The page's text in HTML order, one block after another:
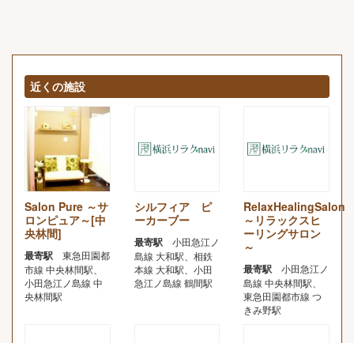
近くの施設
Salon Pure ～サ
ロンピュア～[中
央林間]
最寄駅
東急田園都
市線 中央林間駅、
小田急江ノ島線 中
央林間駅
シルフィア ピ
ーカーブー
最寄駅
小田急江ノ
島線 大和駅、相鉄
本線 大和駅、小田
急江ノ島線 鶴間駅
RelaxHealingSalon
～リラックスヒ
ーリングサロン
～
最寄駅
小田急江ノ
島線 中央林間駅、
東急田園都市線 つ
きみ野駅